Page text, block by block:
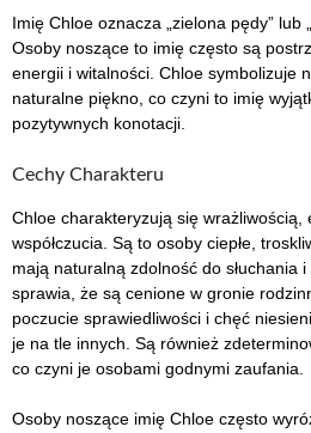
Imię Chloe oznacza „zielona pędy” lub
Osoby noszące to imię często są
energii i witalności. Chloe symbolizuje
naturalne piękno, co czyni to imię
pozytywnych konotacji.
Cechy Charakteru
Chloe charakteryzują się wrażliwością,
współczucia. Są to osoby ciepłe,
mają naturalną zdolność do słuchania
sprawia, że są cenione w gronie
poczucie sprawiedliwości i chęć
je na tle innych. Są również
co czyni je osobami godnymi zaufania.
Osoby noszące imię Chloe często